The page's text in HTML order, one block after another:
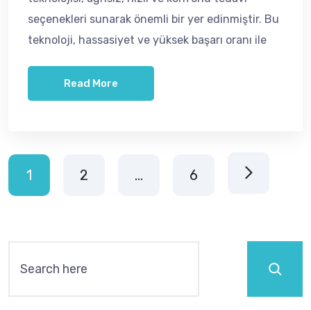
seçenekleri sunarak önemli bir yer edinmiştir. Bu
teknoloji, hassasiyet ve yüksek başarı oranı ile
Read More
1 2 … 6